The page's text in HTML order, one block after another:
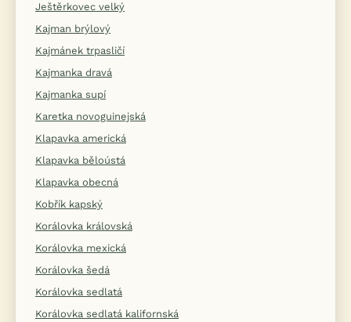
Ještěrkovec velký
Kajman brýlový
Kajmánek trpasličí
Kajmanka dravá
Kajmanka supí
Karetka novoguinejská
Klapavka americká
Klapavka běloústá
Klapavka obecná
Kobřík kapský
Korálovka královská
Korálovka mexická
Korálovka šedá
Korálovka sedlatá
Korálovka sedlatá kalifornská